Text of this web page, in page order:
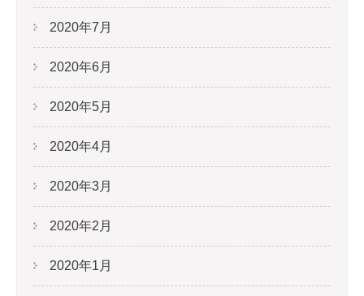
2020年7月
2020年6月
2020年5月
2020年4月
2020年3月
2020年2月
2020年1月